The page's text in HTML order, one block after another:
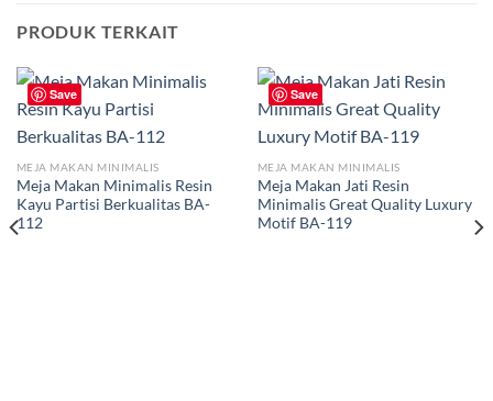
PRODUK TERKAIT
Save
MEJA MAKAN MINIMALIS
Meja Makan Minimalis Resin
Kayu Partisi Berkualitas BA-
112
Save
MEJA MAKAN MINIMALIS
Meja Makan Jati Resin
Minimalis Great Quality Luxury
Motif BA-119